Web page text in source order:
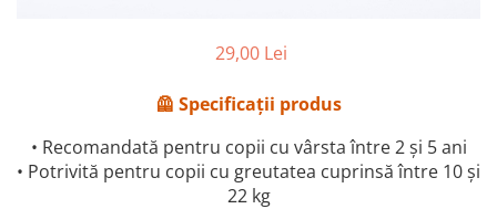
29,00 Lei
🦺 Specificații produs
• Recomandată pentru copii cu vârsta între 2 și 5 ani
• Potrivită pentru copii cu greutatea cuprinsă între 10 și
22 kg